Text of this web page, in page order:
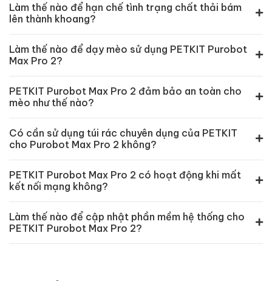
Làm thế nào để hạn chế tình trạng chất thải bám
lên thành khoang?
Làm thế nào để dạy mèo sử dụng PETKIT Purobot
Max Pro 2?
PETKIT Purobot Max Pro 2 đảm bảo an toàn cho
mèo như thế nào?
Có cần sử dụng túi rác chuyên dụng của PETKIT
cho Purobot Max Pro 2 không?
PETKIT Purobot Max Pro 2 có hoạt động khi mất
kết nối mạng không?
Làm thế nào để cập nhật phần mềm hệ thống cho
PETKIT Purobot Max Pro 2?